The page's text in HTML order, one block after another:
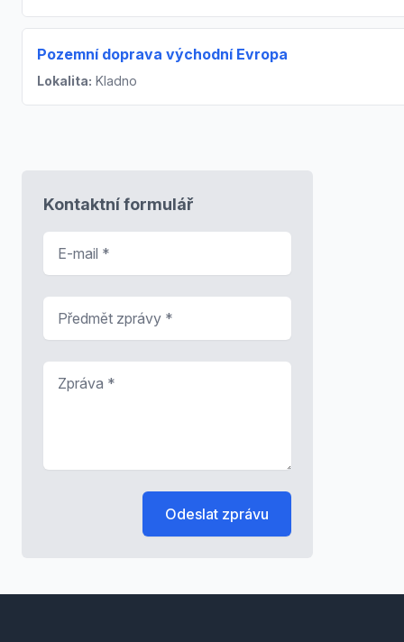
Pozemní doprava východní Evropa
Lokalita: Kladno
Kontaktní formulář
Odeslat zprávu